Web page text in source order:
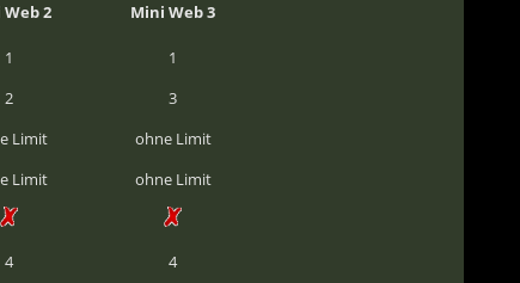
2 Mini Web 3
1
1
2
3
Limit
ohne Limit
Limit
ohne Limit
4
4